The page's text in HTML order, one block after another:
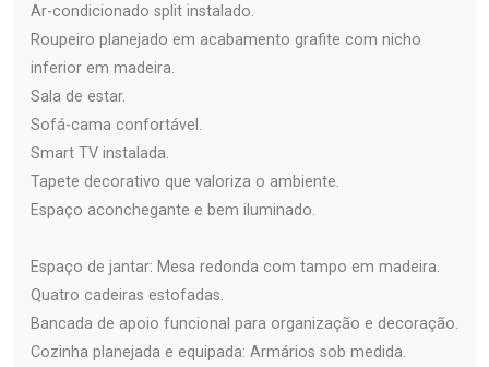
Ar-condicionado split instalado.
Roupeiro planejado em acabamento grafite com nicho
inferior em madeira.
Sala de estar.
Sofá-cama confortável.
Smart TV instalada.
Tapete decorativo que valoriza o ambiente.
Espaço aconchegante e bem iluminado.
Espaço de jantar: Mesa redonda com tampo em madeira.
Quatro cadeiras estofadas.
Bancada de apoio funcional para organização e decoração.
Cozinha planejada e equipada: Armários sob medida.